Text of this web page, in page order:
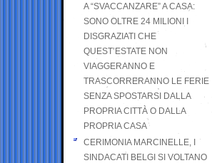
A “SVACCANZARE” A CASA:
SONO OLTRE 24 MILIONI I
DISGRAZIATI CHE
QUEST’ESTATE NON
VIAGGERANNO E
TRASCORRERANNO LE FERIE
SENZA SPOSTARSI DALLA
PROPRIA CITTÀ O DALLA
PROPRIA CASA
CERIMONIA MARCINELLE, I
SINDACATI BELGI SI VOLTANO